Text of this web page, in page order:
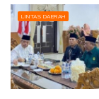
LINTAS DAERAH